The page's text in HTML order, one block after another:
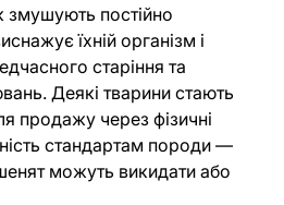
змушують постійно
їхній організм і
старіння та
Деякі тварини стають
продажу через фізичні
стандартам породи —
можуть викидати або